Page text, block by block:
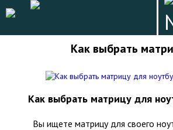
Как выбрать
Как выбрать матрицу для
Вы ищете матрицу для своего